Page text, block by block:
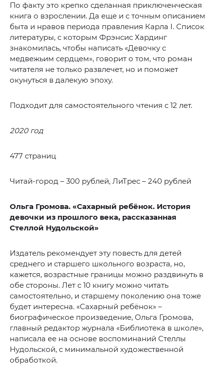
По факту это крепко сделанная приключенческая
книга о взрослении. Да еще и с точным описанием
быта и нравов периода правления Карла I. Список
литературы, с которым Фрэнсис Хардинг
знакомилась, чтобы написать «Девочку с
медвежьим сердцем», говорит о том, что роман
читателя не только развлечет, но и поможет
окунуться в далекую эпоху.
Подходит для самостоятельного чтения с 12 лет.
2020 год
477 страниц
Читай-город – 300 рублей, ЛиТрес – 240 рублей
Ольга Громова. «Сахарный ребёнок. История
девочки из прошлого века, рассказанная
Стеллой Нудольской»
Издатель рекомендует эту повесть для детей
среднего и старшего школьного возраста, но,
кажется, возрастные границы можно раздвинуть в
обе стороны. Лет с 10 книгу можно читать
самостоятельно, и старшему поколению она тоже
будет интересна. «Сахарный ребёнок» –
биографическое произведение, Ольга Громова,
главный редактор журнала «Библиотека в школе»,
написала ее на основе воспоминаний Стеллы
Нудольской, с минимальной художественной
обработкой.